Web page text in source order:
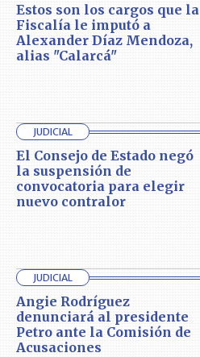
Estos son los cargos que la
Fiscalía le imputó a
Alexander Díaz Mendoza,
alias "Calarcá"
JUDICIAL
El Consejo de Estado negó
la suspensión de
convocatoria para elegir
nuevo contralor
JUDICIAL
Angie Rodríguez
denunciará al presidente
Petro ante la Comisión de
Acusaciones